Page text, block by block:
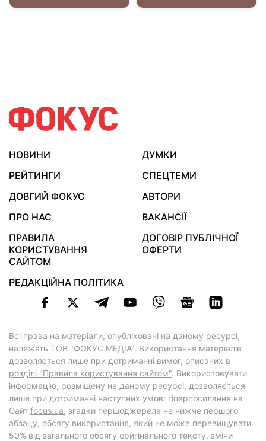
НОВИНИ
ДУМКИ
РЕЙТИНГИ
СПЕЦТЕМИ
ДОВГИЙ ФОКУС
АВТОРИ
ПРО НАС
ВАКАНСІЇ
ПРАВИЛА
КОРИСТУВАННЯ
САЙТОМ
ДОГОВІР ПУБЛІЧНОЇ
ОФЕРТИ
РЕДАКЦІЙНА ПОЛІТИКА
Всі права на матеріали, опубліковані на даному ресурсі,
належать ТОВ "ФОКУС МЕДІА". Використання матеріалів
дозволяється лише при дотриманні вимог, описаних в
розділі "Правила користування сайтом". Використовувати
інформацію, розміщену на даному ресурсі, дозволяється
лише при дотриманні наступних умов: гіперпосилання на
Cайт focus.ua, згадки першоджерела не нижче першого
абзацу, обсягу використання, який не може перевищувати
50% від загального обсягу оригінального тексту, зміни